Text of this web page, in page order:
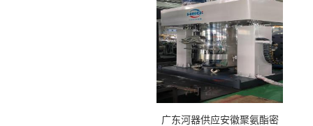
广东河器供应安徽聚氨酯密